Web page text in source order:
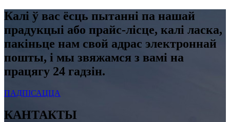
Калі ў вас ёсць пытанні па нашай
прадукцыі або прайс-лісце, калі ласка,
пакіньце нам свой адрас электроннай
пошты, і мы звяжамся з вамі на
працягу 24 гадзін.
ПАДПІСАЦЦА
КАНТАКТЫ